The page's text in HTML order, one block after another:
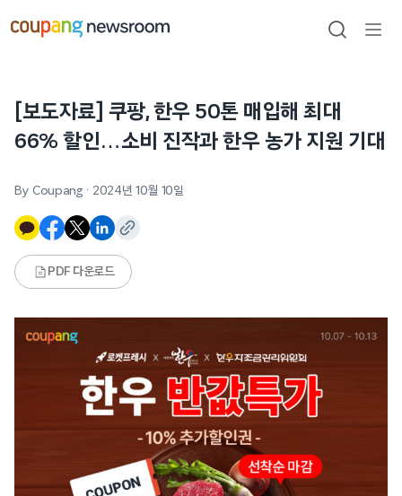
건너뛰기
검색
[보도자료] 쿠팡, 한우 50톤 매입해 최대
66% 할인…소비 진작과 한우 농가 지원 기대
By Coupang · 2024년 10월 10일
PDF 다운로드